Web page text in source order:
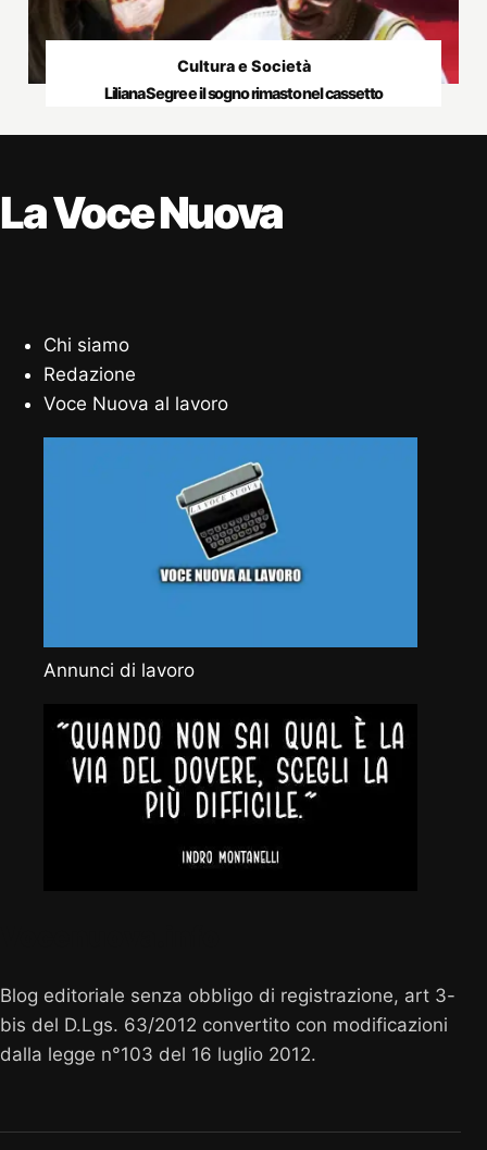
Cultura e Società
Liliana Segre e il sogno rimasto nel cassetto
La Voce Nuova
Chi siamo
Redazione
Voce Nuova al lavoro
Annunci di lavoro
Blog editoriale senza obbligo di registrazione, art 3-
bis del D.Lgs. 63/2012 convertito con modificazioni
dalla legge n°103 del 16 luglio 2012.